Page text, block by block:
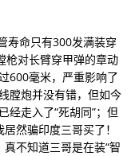
寿命只有300发满装穿
枪对长臂穿甲弹的章动
600毫米，严重影响了
膛炮并没有错，但如今
经走入了“死胡同”；但
然骗印度三哥买了！
不知道三哥是在装“智